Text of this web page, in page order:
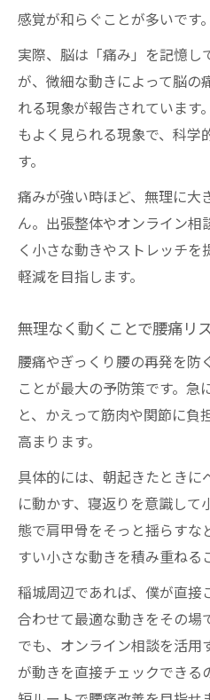
感覚が和らぐことが多いです。
実際、脳は「痛み」を記憶し
が、微細な動きによって脳の
れる現象が報告されています
もよく見られる現象で、科学
す。
痛みが強い時ほど、無理に大
ん。出張整体やオンライン相
く小さな動きやストレッチを
軽減を目指します。
無理なく動くことで腰痛リ
腰痛やぎっくり腰の再発を防
ことが最大の予防策です。急
と、かえって筋肉や関節に負
高まります。
具体的には、朝起きたときに
に動かす、寝返りを意識して
態で肩甲骨をそっと揺らすな
すい小さな動きを積み重ねる
稲城周辺であれば、僕が直接
合わせて最適な動きをその場
でも、オンライン相談を活用
が動きを直接チェックできる